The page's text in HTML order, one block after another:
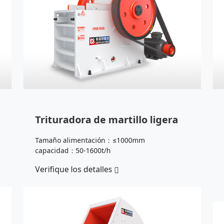
Trituradora de martillo ligera
Tamaño alimentación：≤1000mm
capacidad：50-1600t/h
Verifique los detalles